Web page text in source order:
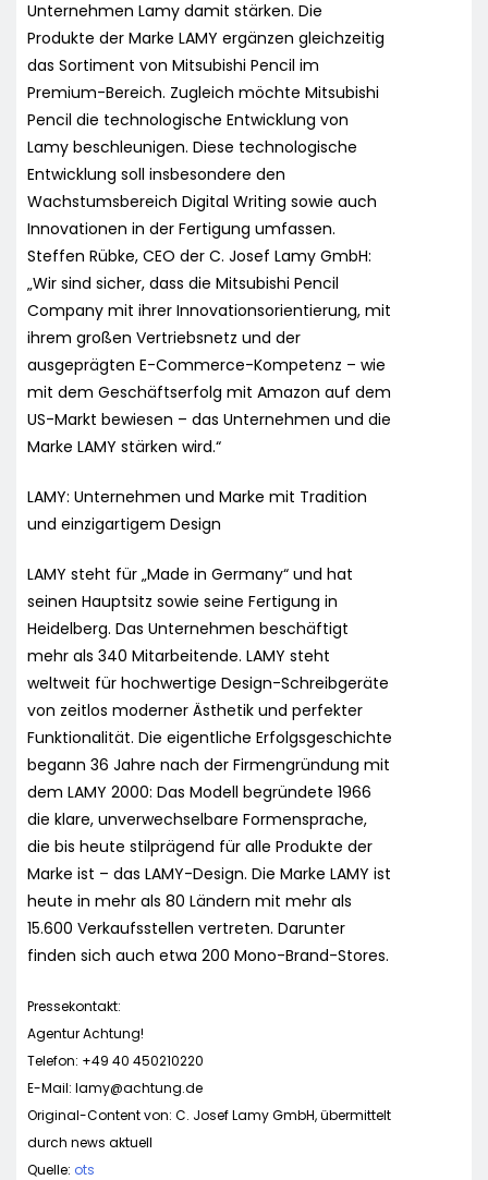
Unternehmen Lamy damit stärken. Die
Produkte der Marke LAMY ergänzen gleichzeitig
das Sortiment von Mitsubishi Pencil im
Premium-Bereich. Zugleich möchte Mitsubishi
Pencil die technologische Entwicklung von
Lamy beschleunigen. Diese technologische
Entwicklung soll insbesondere den
Wachstumsbereich Digital Writing sowie auch
Innovationen in der Fertigung umfassen.
Steffen Rübke, CEO der C. Josef Lamy GmbH:
„Wir sind sicher, dass die Mitsubishi Pencil
Company mit ihrer Innovationsorientierung, mit
ihrem großen Vertriebsnetz und der
ausgeprägten E-Commerce-Kompetenz – wie
mit dem Geschäftserfolg mit Amazon auf dem
US-Markt bewiesen – das Unternehmen und die
Marke LAMY stärken wird.“
LAMY: Unternehmen und Marke mit Tradition
und einzigartigem Design
LAMY steht für „Made in Germany“ und hat
seinen Hauptsitz sowie seine Fertigung in
Heidelberg. Das Unternehmen beschäftigt
mehr als 340 Mitarbeitende. LAMY steht
weltweit für hochwertige Design-Schreibgeräte
von zeitlos moderner Ästhetik und perfekter
Funktionalität. Die eigentliche Erfolgsgeschichte
begann 36 Jahre nach der Firmengründung mit
dem LAMY 2000: Das Modell begründete 1966
die klare, unverwechselbare Formensprache,
die bis heute stilprägend für alle Produkte der
Marke ist – das LAMY-Design. Die Marke LAMY ist
heute in mehr als 80 Ländern mit mehr als
15.600 Verkaufsstellen vertreten. Darunter
finden sich auch etwa 200 Mono-Brand-Stores.
Pressekontakt:
Agentur Achtung!
Telefon: +49 40 450210220
E-Mail: lamy@achtung.de
Original-Content von: C. Josef Lamy GmbH, übermittelt
durch news aktuell
Quelle: ots